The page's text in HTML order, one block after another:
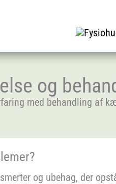
og
med behandling af
og ubehag, der